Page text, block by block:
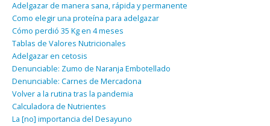
Adelgazar de manera sana, rápida y permanente
Como elegir una proteína para adelgazar
Cómo perdió 35 Kg en 4 meses
Tablas de Valores Nutricionales
Adelgazar en cetosis
Denunciable: Zumo de Naranja Embotellado
Denunciable: Carnes de Mercadona
Volver a la rutina tras la pandemia
Calculadora de Nutrientes
La [no] importancia del Desayuno